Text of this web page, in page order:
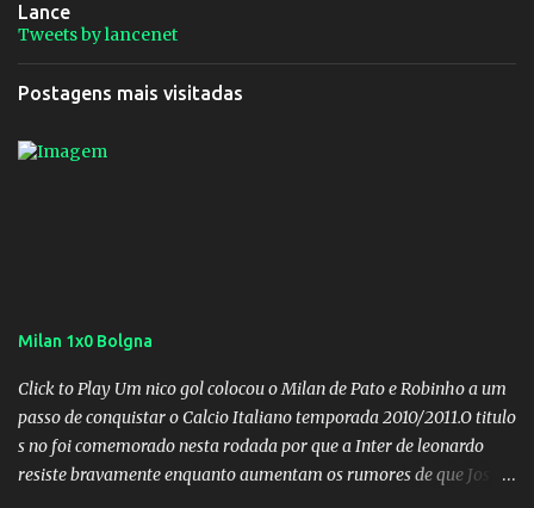
Lance
Tweets by lancenet
Postagens mais visitadas
Milan 1x0 Bolgna
Click to Play Um nico gol colocou o Milan de Pato e Robinho a um
passo de conquistar o Calcio Italiano temporada 2010/2011.O titulo
s no foi comemorado nesta rodada por que a Inter de leonardo
resiste bravamente enquanto aumentam os rumores de que Jos